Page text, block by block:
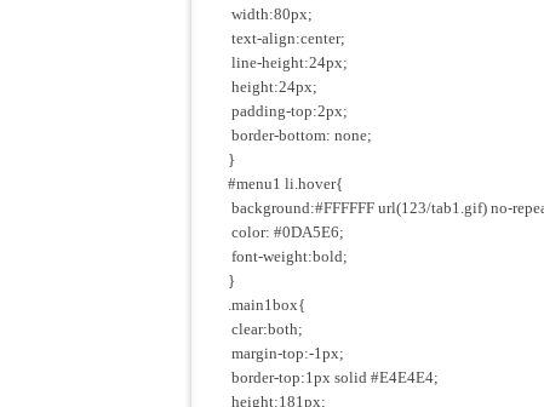
width:80px;
text-align:center;
line-height:24px;
height:24px;
padding-top:2px;
border-bottom: none;
}
#menu1 li.hover{
background:#FFFFFF url(123/tab1.gif) no-
color: #0DA5E6;
font-weight:bold;
}
.main1box{
clear:both;
margin-top:-1px;
border-top:1px solid #E4E4E4;
height:181px;